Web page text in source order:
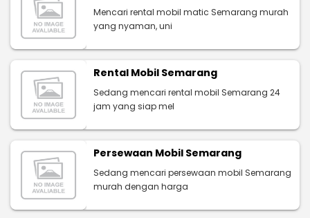
Mencari rental mobil matic Semarang murah
yang nyaman, uni
Rental Mobil Semarang
Sedang mencari rental mobil Semarang 24
jam yang siap mel
Persewaan Mobil Semarang
Sedang mencari persewaan mobil Semarang
murah dengan harga